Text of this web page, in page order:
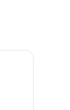
Aug.
Makramee.
Bett mit weißen